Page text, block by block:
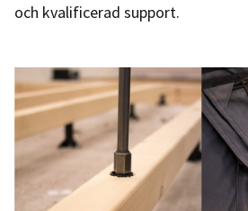
och kvalificerad support.